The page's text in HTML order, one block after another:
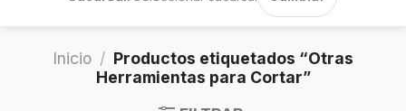
Inicio / Productos etiquetados “Otras
Herramientas para Cortar”